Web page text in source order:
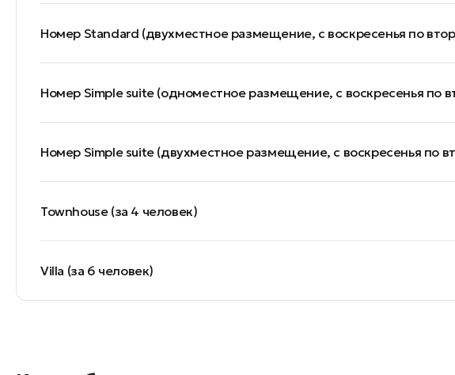
Номер Standard (двухместное размещение, с воскресенья по
Номер Simple suite (одноместное размещение, с воскресенья по
Номер Simple suite (двухместное размещение, с воскресенья по
Townhouse (за 4 человек)
Villa (за 6 человек)